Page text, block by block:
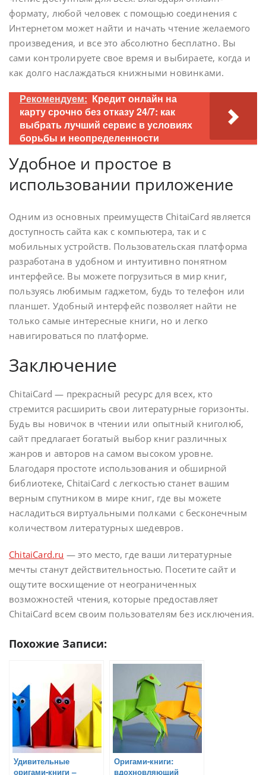
формату, любой человек с помощью соединения с
Интернетом может найти и начать чтение желаемого
произведения, и все это абсолютно бесплатно. Вы
сами контролируете свое время и выбираете, когда и
как долго наслаждаться книжными новинками.
Рекомендуем: Кредит онлайн на
карту срочно без отказу 24/7: как
выбрать лучший сервис в условиях
борьбы и неопределенности
Удобное и простое в
использовании приложение
Одним из основных преимуществ ChitaiCard является
доступность сайта как с компьютера, так и с
мобильных устройств. Пользовательская платформа
разработана в удобном и интуитивно понятном
интерфейсе. Вы можете погрузиться в мир книг,
пользуясь любимым гаджетом, будь то телефон или
планшет. Удобный интерфейс позволяет найти не
только самые интересные книги, но и легко
навигироваться по платформе.
Заключение
ChitaiCard — прекрасный ресурс для всех, кто
стремится расширить свои литературные горизонты.
Будь вы новичок в чтении или опытный книголюб,
сайт предлагает богатый выбор книг различных
жанров и авторов на самом высоком уровне.
Благодаря простоте использования и обширной
библиотеке, ChitaiCard с легкостью станет вашим
верным спутником в мире книг, где вы можете
насладиться виртуальными полками с бесконечным
количеством литературных шедевров.
ChitaiCard.ru — это место, где ваши литературные
мечты станут действительностью. Посетите сайт и
ощутите восхищение от неограниченных
возможностей чтения, которые предоставляет
ChitaiCard всем своим пользователям без исключения.
Похожие Записи:
Удивительные
оригами-книги –
Оригами-книги:
вдохновляющий